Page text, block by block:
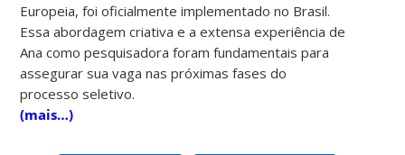
Europeia, foi oficialmente implementado no Brasil.
Essa abordagem criativa e a extensa experiência de
Ana como pesquisadora foram fundamentais para
assegurar sua vaga nas próximas fases do
processo seletivo.
(mais…)